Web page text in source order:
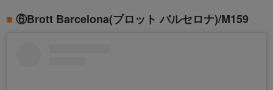
⑥Brott Barcelona(ブロット バルセロナ)/M159